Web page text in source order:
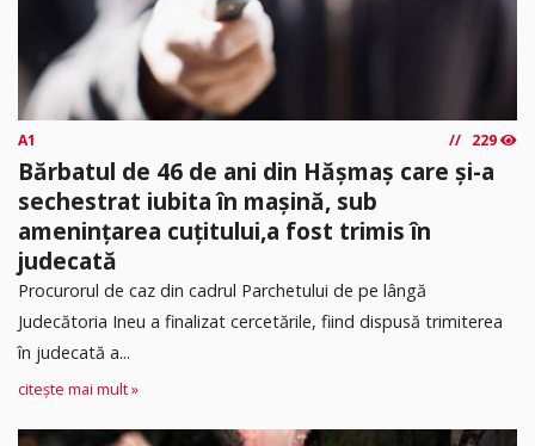
A1 229
Bărbatul de 46 de ani din Hășmaș care și-a
sechestrat iubita în mașină, sub
amenințarea cuțitului,a fost trimis în
judecată
Procurorul de caz din cadrul Parchetului de pe lângă
Judecătoria Ineu a finalizat cercetările, fiind dispusă trimiterea
în judecată a...
citește mai mult »